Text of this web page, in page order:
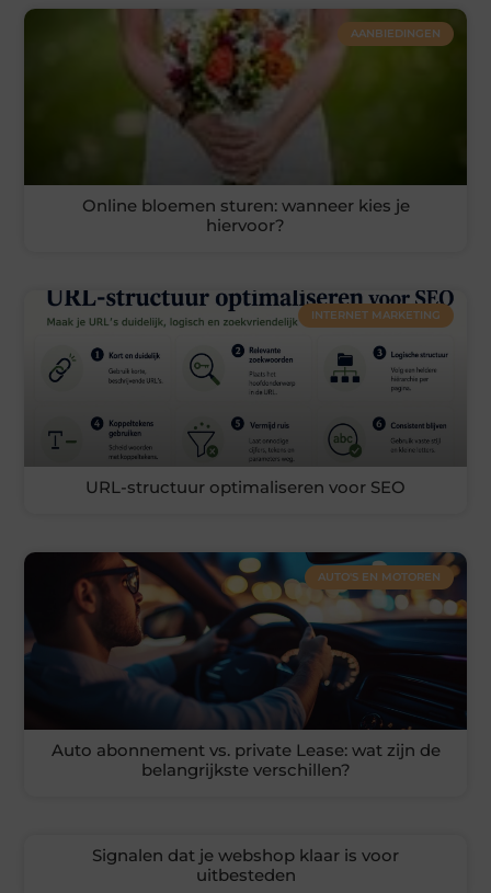
AANBIEDINGEN
Online bloemen sturen: wanneer kies je
hiervoor?
INTERNET MARKETING
URL-structuur optimaliseren voor SEO
AUTO'S EN MOTOREN
Auto abonnement vs. private Lease: wat zijn de
belangrijkste verschillen?
Signalen dat je webshop klaar is voor
uitbesteden